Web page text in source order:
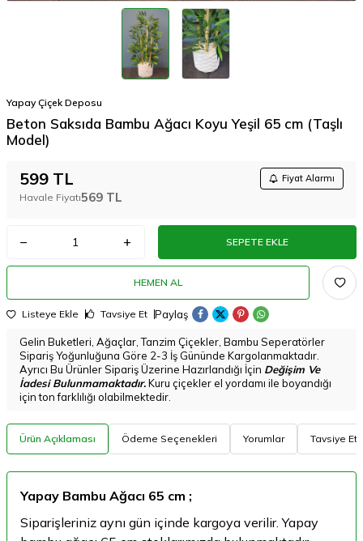
Yapay Çiçek Deposu
Beton Saksıda Bambu Ağacı Koyu Yeşil 65 cm (Taşlı
Model)
599 TL Fiyat Alarmı
Havale Fiyatı569 TL
SEPETE EKLE
HEMEN AL
Listeye Ekle Tavsiye Et Paylaş
Gelin Buketleri, Ağaçlar, Tanzim Çiçekler, Bambu Seperatörler
Sipariş Yoğunluğuna Göre 2-3 İş Gününde Kargolanmaktadır.
Ayrıcı Bu Ürünler Sipariş Üzerine Hazırlandığı İçin Değişim Ve
İadesi Bulunmamaktadır.Kuru çiçekler el yordamı ile boyandığı
için ton farklılığı olabilmektedir.
Ürün Açıklaması Ödeme Seçenekleri Yorumlar Tavsiye Et
Yapay Bambu Ağacı 65 cm ;
Siparişleriniz aynı gün içinde kargoya verilir. Yapay